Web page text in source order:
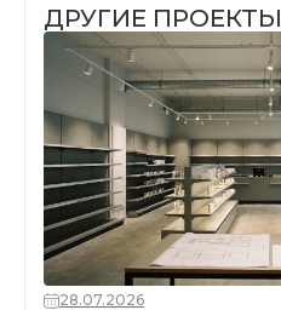
ДРУГИЕ ПРОЕКТЫ
28.07.2026